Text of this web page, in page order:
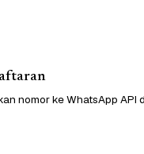
nomor ke WhatsApp API